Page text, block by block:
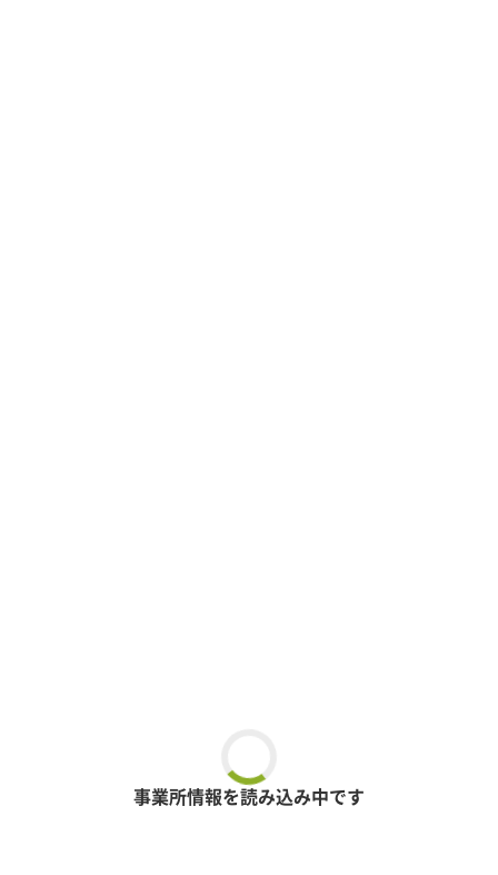
事業所情報を読み込み中です